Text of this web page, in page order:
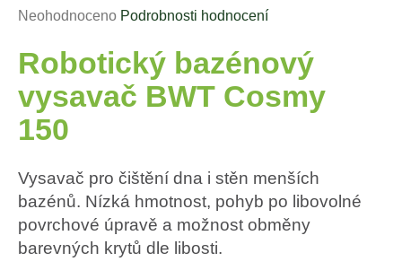
Průměrné
produktu
je
0,0
5
Neohodnoceno Podrobnosti hodnocení
Robotický bazénový
vysavač BWT Cosmy
150
Vysavač pro čištění dna i stěn menších
bazénů. Nízká hmotnost, pohyb po libovolné
povrchové úpravě a možnost obměny
barevných krytů dle libosti.
a
í
t
?
HLEDAT